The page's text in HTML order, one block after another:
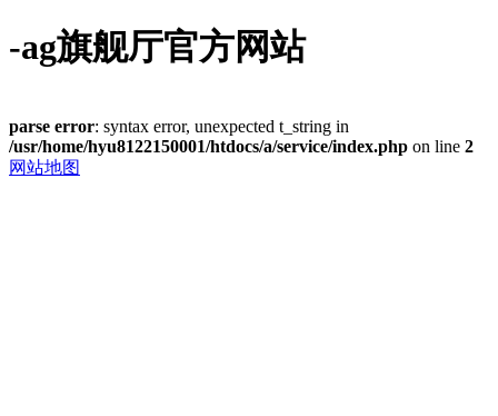
-ag旗舰厅官方网站
parse error: syntax error, unexpected t_string in
/usr/home/hyu8122150001/htdocs/a/service/index.php on line 2
网站地图